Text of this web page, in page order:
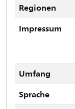
Regionen
Impressum
Umfang
Sprache